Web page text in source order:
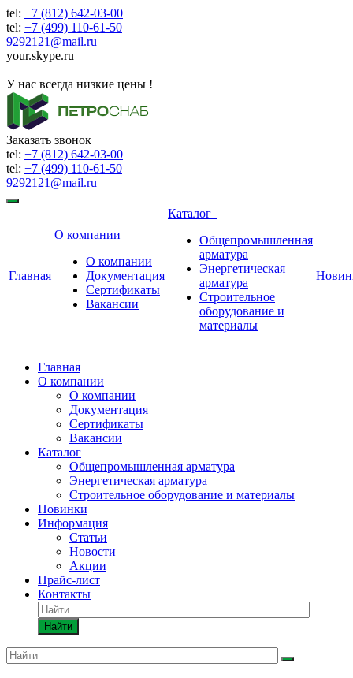
tel: +7 (812) 642-03-00
tel: +7 (499) 110-61-50
9292121@mail.ru
your.skype.ru
У нас всегда низкие цены !
Заказать звонок
tel: +7 (812) 642-03-00
tel: +7 (499) 110-61-50
9292121@mail.ru
Главная
О компании
О компании
Документация
Сертификаты
Вакансии
Каталог
Общепромышленная
арматура
Энергетическая
арматура
Строительное
оборудование и
материалы
Главная
О компании
О компании
Документация
Сертификаты
Вакансии
Каталог
Общепромышленная арматура
Энергетическая арматура
Строительное оборудование и материалы
Новинки
Информация
Статьи
Новости
Акции
Прайс-лист
Контакты
Найти